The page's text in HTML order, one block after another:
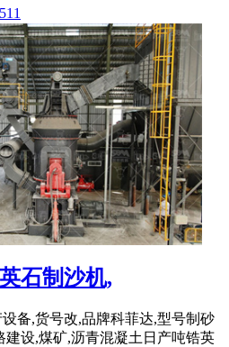
石制沙机,
备,货号改,品牌科菲达,型号制砂
建设,煤矿,沥青混凝土日产吨锆英